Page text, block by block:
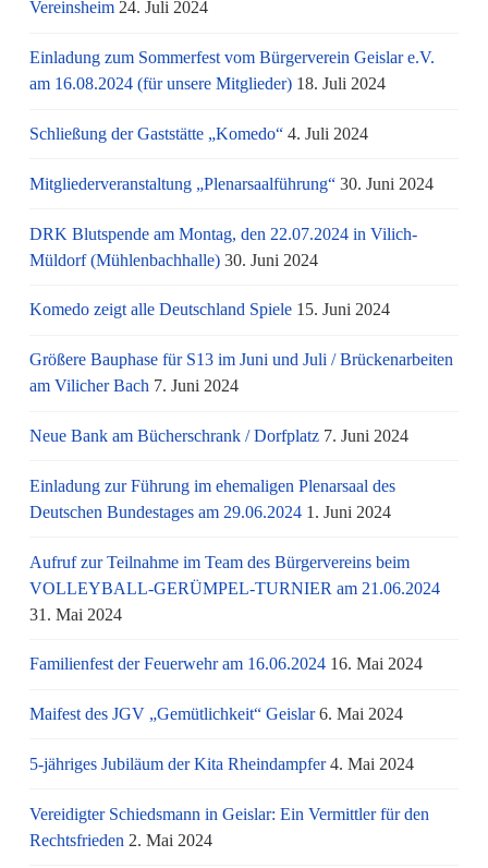
Vereinsheim 24. Juli 2024
Einladung zum Sommerfest vom Bürgerverein Geislar e.V.
am 16.08.2024 (für unsere Mitglieder) 18. Juli 2024
Schließung der Gaststätte „Komedo“ 4. Juli 2024
Mitgliederveranstaltung „Plenarsaalführung“ 30. Juni 2024
DRK Blutspende am Montag, den 22.07.2024 in Vilich-
Müldorf (Mühlenbachhalle) 30. Juni 2024
Komedo zeigt alle Deutschland Spiele 15. Juni 2024
Größere Bauphase für S13 im Juni und Juli / Brü­cken­ar­bei­ten
am Vi­li­cher Bach 7. Juni 2024
Neue Bank am Bücherschrank / Dorfplatz 7. Juni 2024
Einladung zur Führung im ehemaligen Plenarsaal des
Deutschen Bundestages am 29.06.2024 1. Juni 2024
Aufruf zur Teilnahme im Team des Bürgervereins beim
VOLLEYBALL-GERÜMPEL-TURNIER am 21.06.2024
31. Mai 2024
Familienfest der Feuerwehr am 16.06.2024 16. Mai 2024
Maifest des JGV „Gemütlichkeit“ Geislar 6. Mai 2024
5-jähriges Jubiläum der Kita Rheindampfer 4. Mai 2024
Vereidigter Schiedsmann in Geislar: Ein Vermittler für den
Rechtsfrieden 2. Mai 2024